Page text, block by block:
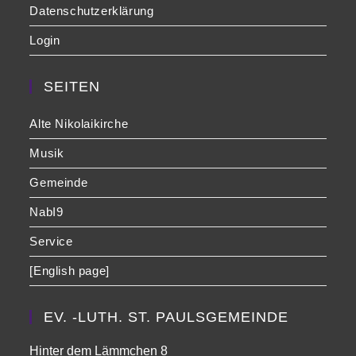
Datenschutzerklärung
Login
SEITEN
Alte Nikolaikirche
Musik
Gemeinde
NabI9
Service
[English page]
EV. -LUTH. ST. PAULSGEMEINDE
Hinter dem Lämmchen 8